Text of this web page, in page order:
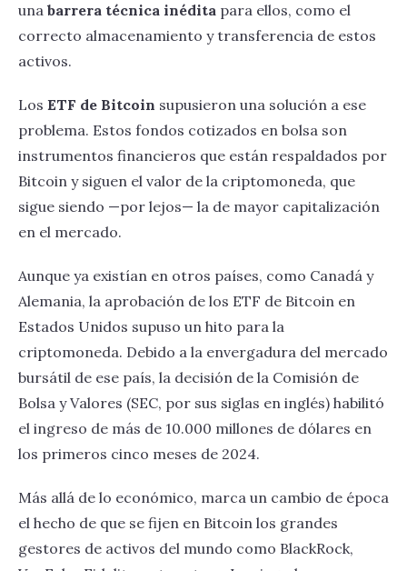
una barrera técnica inédita para ellos, como el
correcto almacenamiento y transferencia de estos
activos.
Los ETF de Bitcoin supusieron una solución a ese
problema. Estos fondos cotizados en bolsa son
instrumentos financieros que están respaldados por
Bitcoin y siguen el valor de la criptomoneda, que
sigue siendo —por lejos— la de mayor capitalización
en el mercado.
Aunque ya existían en otros países, como Canadá y
Alemania, la aprobación de los ETF de Bitcoin en
Estados Unidos supuso un hito para la
criptomoneda. Debido a la envergadura del mercado
bursátil de ese país, la decisión de la Comisión de
Bolsa y Valores (SEC, por sus siglas en inglés) habilitó
el ingreso de más de 10.000 millones de dólares en
los primeros cinco meses de 2024.
Más allá de lo económico, marca un cambio de época
el hecho de que se fijen en Bitcoin los grandes
gestores de activos del mundo como BlackRock,